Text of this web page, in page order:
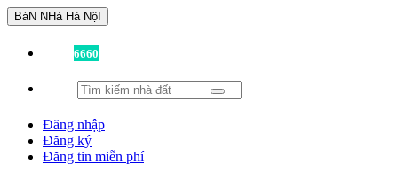
BáN NHà Hà NộI
6660
Đăng nhập
Đăng ký
Đăng tin miễn phí